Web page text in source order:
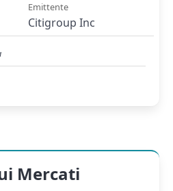
Emittente
Citigroup Inc
Mercati